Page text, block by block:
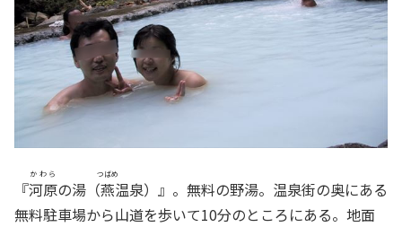
『河原
かわら
の湯（燕
つばめ
温泉）』。無料の野湯。温泉街の奥にある
無料駐車場から山道を歩いて10分のところにある。地面